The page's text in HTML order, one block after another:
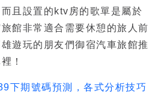
且設置的ktv房的歌單是屬於
館非常適合需要休憩的旅人前
遊玩的朋友們御宿汽車旅館推
！
下期號碼預測，各式分析技巧